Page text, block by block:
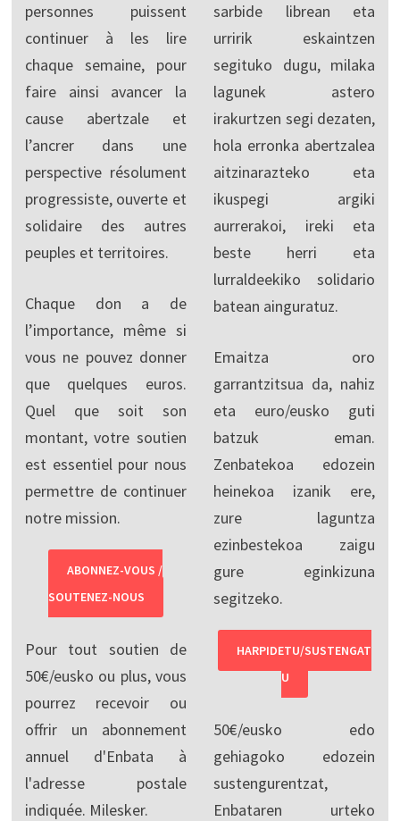
personnes puissent
continuer à les lire
chaque semaine, pour
faire ainsi avancer la
cause abertzale et
l’ancrer dans une
perspective résolument
progressiste, ouverte et
solidaire des autres
peuples et territoires.
Chaque don a de
l’importance, même si
vous ne pouvez donner
que quelques euros.
Quel que soit son
montant, votre soutien
est essentiel pour nous
permettre de continuer
notre mission.
ABONNEZ-VOUS /
SOUTENEZ-NOUS
Pour tout soutien de
50€/eusko ou plus, vous
pourrez recevoir ou
offrir un abonnement
annuel d'Enbata à
l'adresse postale
indiquée. Milesker.
sarbide librean eta
urririk eskaintzen
segituko dugu, milaka
lagunek astero
irakurtzen segi dezaten,
hola erronka abertzalea
aitzinarazteko eta
ikuspegi argiki
aurrerakoi, ireki eta
beste herri eta
lurraldeekiko solidario
batean ainguratuz.
Emaitza oro
garrantzitsua da, nahiz
eta euro/eusko guti
batzuk eman.
Zenbatekoa edozein
heinekoa izanik ere,
zure laguntza
ezinbestekoa zaigu
gure eginkizuna
segitzeko.
HARPIDETU/SUSTENGAT
U
50€/eusko edo
gehiagoko edozein
sustengurentzat,
Enbataren urteko